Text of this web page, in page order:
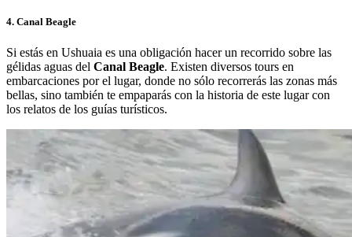
4. Canal Beagle
Si estás en Ushuaia es una obligación hacer un recorrido sobre las
gélidas aguas del Canal Beagle. Existen diversos tours en
embarcaciones por el lugar, donde no sólo recorrerás las zonas más
bellas, sino también te empaparás con la historia de este lugar con
los relatos de los guías turísticos.